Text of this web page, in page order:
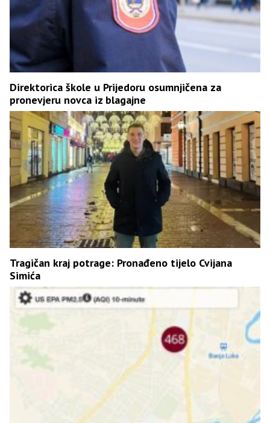
Direktorica škole u Prijedoru osumnjičena za
pronevjeru novca iz blagajne
Tragičan kraj potrage: Pronađeno tijelo Cvijana
Simića